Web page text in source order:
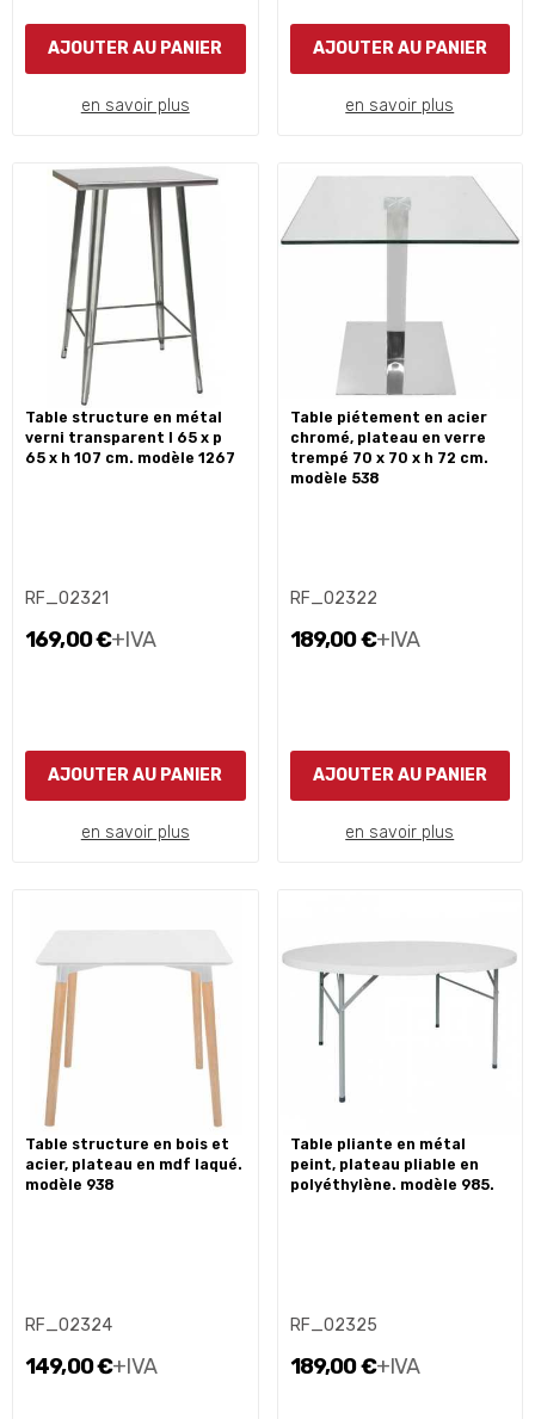
AJOUTER AU PANIER
en savoir plus
AJOUTER AU PANIER
en savoir plus
table structure en métal
verni transparent l 65 x p
65 x h 107 cm. modèle 1267
RF_02321
169,00 €+IVA
AJOUTER AU PANIER
en savoir plus
table piétement en acier
chromé, plateau en verre
trempé 70 x 70 x h 72 cm.
modèle 538
RF_02322
189,00 €+IVA
AJOUTER AU PANIER
en savoir plus
table structure en bois et
acier, plateau en mdf laqué.
modèle 938
RF_02324
149,00 €+IVA
table pliante en métal
peint, plateau pliable en
polyéthylène. modèle 985.
RF_02325
189,00 €+IVA